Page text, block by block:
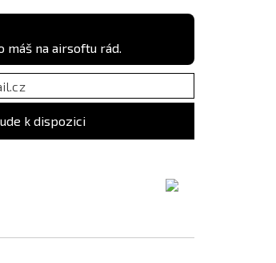
máš na airsoftu rád.
k dispozici